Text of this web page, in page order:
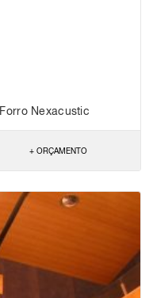
Nexacustic
+ ORÇAMENTO